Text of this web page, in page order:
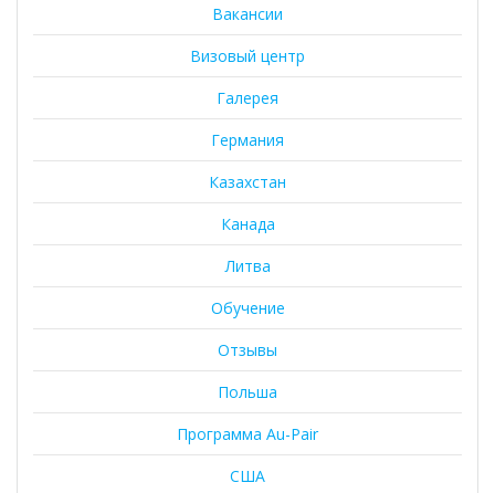
Вакансии
Визовый центр
Галерея
Германия
Казахстан
Канада
Литва
Обучение
Отзывы
Польша
Программа Au-Pair
США